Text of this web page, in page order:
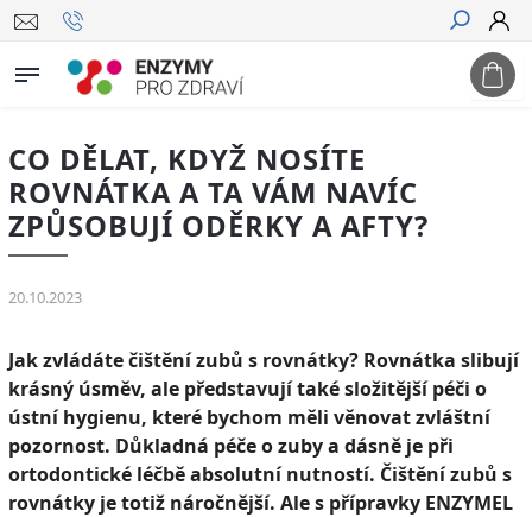
Hledat
CO DĚLAT, KDYŽ NOSÍTE
ROVNÁTKA A TA VÁM NAVÍC
ZPŮSOBUJÍ ODĚRKY A AFTY?
20.10.2023
Jak zvládáte čištění zubů s rovnátky? Rovnátka slibují
krásný úsměv, ale představují také složitější péči o
ústní hygienu, které bychom měli věnovat zvláštní
pozornost. Důkladná péče o zuby a dásně je při
ortodontické léčbě absolutní nutností. Čištění zubů s
rovnátky je totiž náročnější. Ale s přípravky ENZYMEL